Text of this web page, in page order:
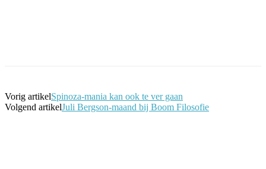
Vorig artikelSpinoza-mania kan ook te ver gaan
Volgend artikelJuli Bergson-maand bij Boom Filosofie